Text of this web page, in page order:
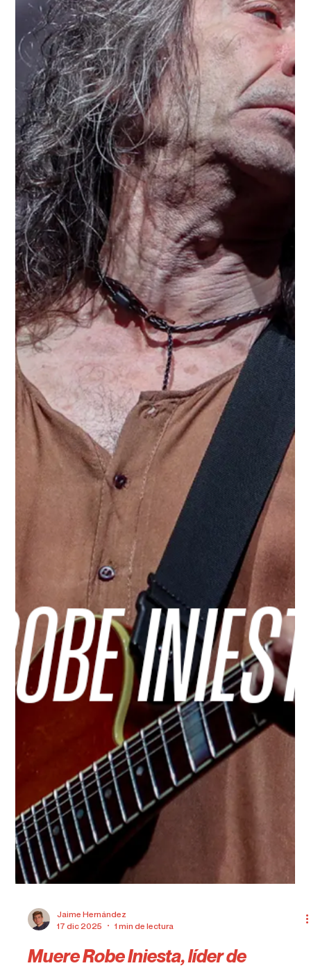
Jaime Hernández
17 dic 2025
2 min de lectura
Marcha FM Awards 2025: la gran
gala de la música llega en enero
Marcha FM ha confirmado oficialmente la celebración
de los Marcha FM Awards 2025, la gala musical que
reconoce lo mejor del año en la música, con una
apuesta amplia y diversa de categorías y
nominaciones que celebran tanto talento local como
internacional.